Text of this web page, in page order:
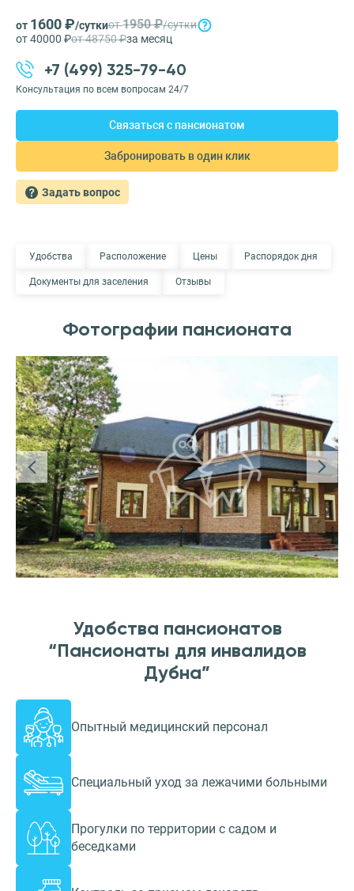
от 1600 ₽/суткиот1950 ₽/сутки
от 40000 ₽от 48750 ₽за месяц
+7 (499) 325-79-40
Консультация по всем вопросам 24/7
Связаться с пансионатом
Забронировать в один клик
Задать вопрос
Удобства Расположение Цены Распорядок дня
Документы для заселения Отзывы
Фотографии пансионата
Удобства пансионатов
“Пансионаты для инвалидов
Дубна”
Опытный медицинский персонал
Специальный уход за лежачими больными
Прогулки по территории с садом и
беседками